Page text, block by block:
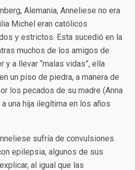
Alemania, Anneliese no era
Michel eran católicos
y estrictos. Esta sucedió en la
muchos de los amigos de
y a llevar “malas vidas”, ella
un piso de piedra, a manera de
los pecados de su madre (Anna
una hija ilegítima en los años
sufría de convulsiones.
epilepsia, algunos de sus
al igual que las